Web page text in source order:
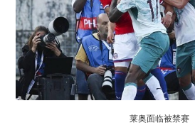
莱奥面临被禁赛